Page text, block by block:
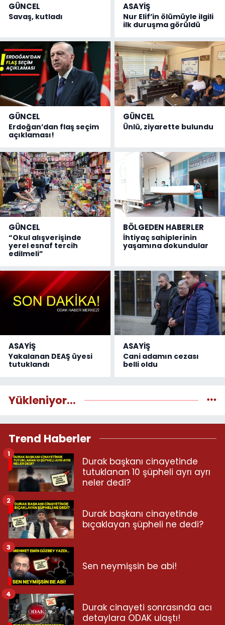
GÜNCEL
Savaş, kutladı
ASAYİŞ
Nur Elif’in ölümüyle ilgili
ilk duruşma görüldü
GÜNCEL
Erdoğan’dan flaş seçim
açıklaması!
GÜNCEL
Ünlü, ziyarette bulundu
GÜNCEL
“Okul alışverişinde
yerel esnaf tercih
edilmeli”
BÖLGEDEN HABERLER
İhtiyaç sahiplerinin
yaşamına dokundular
ASAYİŞ
Yakalanan DEAŞ üyesi
tutuklandı
ASAYİŞ
Cani adamın cezası
belli oldu
Yükleniyor...
Trend Haberler
Durak başkanı cinayetinde
tutuklanan 10 şüpheli ayrı ayrı
neler dedi?
1
Durak başkanı cinayetinde
bıçaklayan şüpheli ne dedi?
2
Sen neymişsin be abi!
3
Durak cinayeti sonrasında acı
detaylara ODAK ulaştı!
4